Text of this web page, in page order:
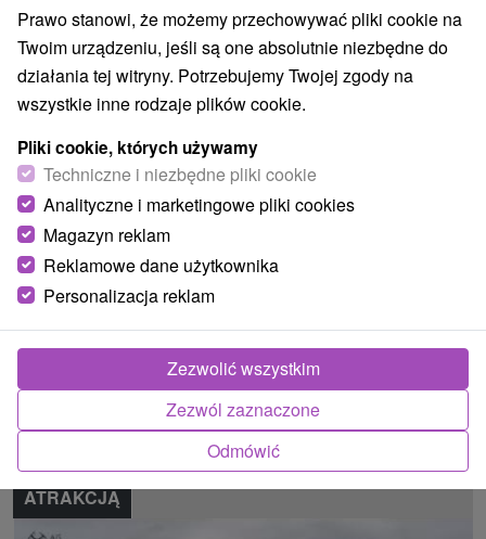
© OpenStreetMap
Region turystyczny
Západné Slovensko, Podunajsko, Dolné Považie, Južné
Slovensko, Podunajská nížina, Trnavský kraj, Považie,
Znalazłeś błąd lub chcesz polecić nam nową atrakcję
ATRAKCJĄ
Prawo stanowi, że możemy przechowywać pliki cookie na
Twoim urządzeniu, jeśli są one absolutnie niezbędne do
działania tej witryny. Potrzebujemy Twojej zgody na
wszystkie inne rodzaje plików cookie.
Pliki cookie, których używamy
Techniczne i niezbędne pliki cookie
Analityczne i marketingowe pliki cookies
Magazyn reklam
Reklamowe dane użytkownika
Personalizacja reklam
Odmówić
Zezwól zaznaczone
Zezwolić wszystkim